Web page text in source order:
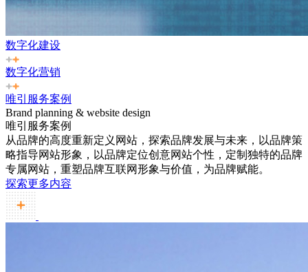
数字化建设
数字化营销
唯引服务案例
Brand planning & website design
唯引服务案例
从品牌的高度重新定义网站，探索品牌发展与未来，以品牌策
略指导网站形象，以品牌定位创意网站个性，定制独特的品牌
专属网站，重塑品牌互联网形象与价值，为品牌赋能。
探索更多内容